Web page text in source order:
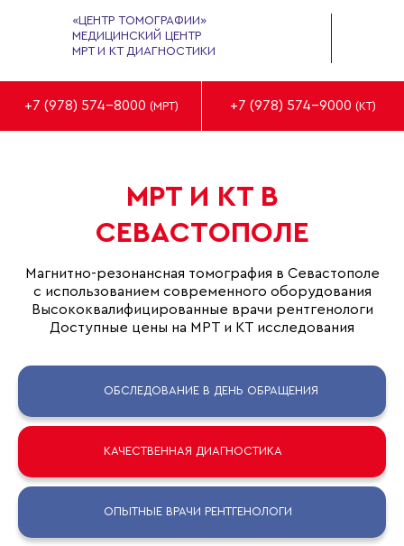
«ЦЕНТР ТОМОГРАФИИ»
МЕДИЦИНСКИЙ ЦЕНТР
МРТ И КТ ДИАГНОСТИКИ
+7 (978) 574-8000 (МРТ) +7 (978) 574-9000 (КТ)
МРТ И КТ В
СЕВАСТОПОЛЕ
Магнитно-резонансная томография в Севастополе
с использованием современного оборудования
Высококвалифицированные врачи рентгенологи
Доступные цены на МРТ и КТ исследования
ОБСЛЕДОВАНИЕ В ДЕНЬ ОБРАЩЕНИЯ
КАЧЕСТВЕННАЯ ДИАГНОСТИКА
ОПЫТНЫЕ ВРАЧИ РЕНТГЕНОЛОГИ